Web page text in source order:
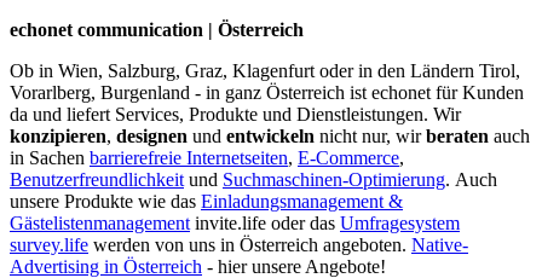
echonet communication | Österreich
Ob in Wien, Salzburg, Graz, Klagenfurt oder in den Ländern Tirol,
Vorarlberg, Burgenland - in ganz Österreich ist echonet für Kunden
da und liefert Services, Produkte und Dienstleistungen. Wir
konzipieren, designen und entwickeln nicht nur, wirberaten auch
in Sachen barrierefreie Internetseiten, E-Commerce,
Benutzerfreundlichkeit und Suchmaschinen-Optimierung. Auch
unsere Produkte wie das Einladungsmanagement &
Gästelistenmanagement invite.life oder das Umfragesystem
survey.life werden von uns in Österreich angeboten. Native-
Advertising in Österreich - hier unsere Angebote!